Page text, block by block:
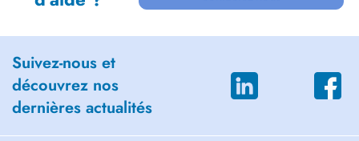
Suivez-nous et
découvrez nos
dernières actualités